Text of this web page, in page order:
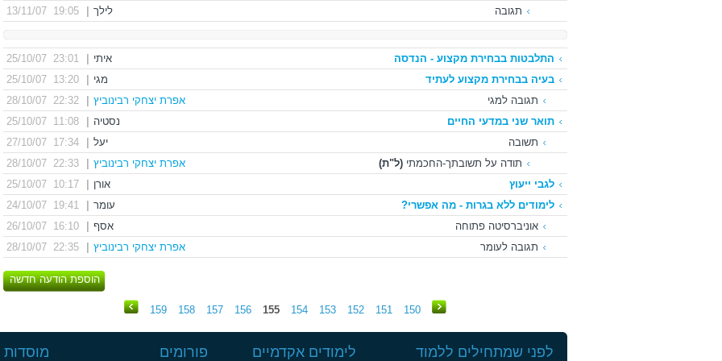
תגובה
לילך 19:05 13/11/07
התלבטות בבחירת מקצוע - הנדסה איתי
23:01 25/10/07
בעיה בבחירת מקצוע לעתיד
מגי
13:20 25/10/07
תגובה למגי
אפרת יצחקי רבינוביץ
22:32 28/10/07
תואר שני במדעי החיים
נסטיה
11:08 25/10/07
תשובה
יעל
17:34 27/10/07
תודה על תשובתך-החכמתי (ל"ת) אפרת יצחקי רבינוביץ
22:33 28/10/07
לגבי ייעוץ
אורן
10:17 25/10/07
לימודים ללא בגרות - מה אפשרי?
עומר
19:41 24/10/07
אוניברסיטה פתוחה
אסף
16:10 26/10/07
תגובה לעומר
אפרת יצחקי רבינוביץ 22:35 28/10/07
הוספת הודעה חדשה
150
151
152
153
154
155
156
157
158
159
לפני שמתחילים ללמוד לימודים אקדמיים פורומים מוסדות